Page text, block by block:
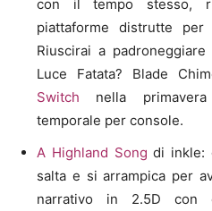
con il tempo stesso,
piattaforme distrutte per
Riuscirai a
Luce Fatata? Blade
Switch nella
temporale per console.
A Highland Song di inkle:
salta e si arrampica per
narrativo in 2.5D con